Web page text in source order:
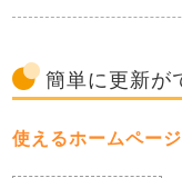
簡単に更新が
使えるホームペー